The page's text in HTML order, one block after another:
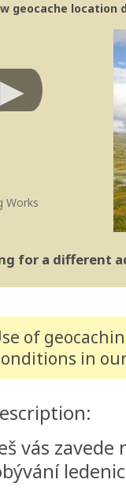
geocache
Works
for a different
of
in
vás zavede